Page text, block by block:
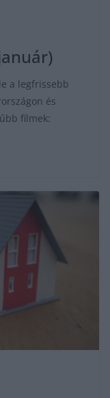
a legfrissebb
és
filmek: